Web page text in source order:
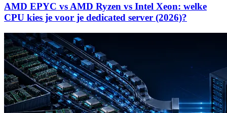
AMD EPYC vs AMD Ryzen vs Intel Xeon: welke
CPU kies je voor je dedicated server (2026)?